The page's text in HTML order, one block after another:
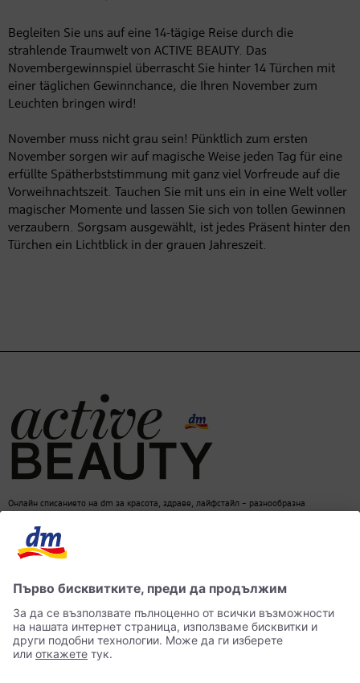
Begleiten Sie uns auf eine 14-tägige Reise durch die
strahlende Traumwelt von ACTIVE BEAUTY. Das
Novembergewinnspiel überrascht Sie hinter 14 Türchen mit
einer täglichen Gewinnchance, die Ihren November zum
Leuchten bringen wird!
November muss nicht grau sein! Pünktlich zum ersten
November sorgen wir auf magische Weise jeden Tag für eine
erfüllte Spätherbststimmung mit ganz viel Vorfreude auf die
Vorweihnachtszeit. Tauchen Sie mit uns ein in eine Welt voller
magischer Momente und lassen Sie sich von tollen Gewinnen
verzaubern. Sorgsam ausgewählt, ist jedes Präsent hinter den
Türchen ein Lichtblick in der grauen Jahreszeit.
Онлайн списанието на dm за красота, здраве, лайфстайл – разнообразна